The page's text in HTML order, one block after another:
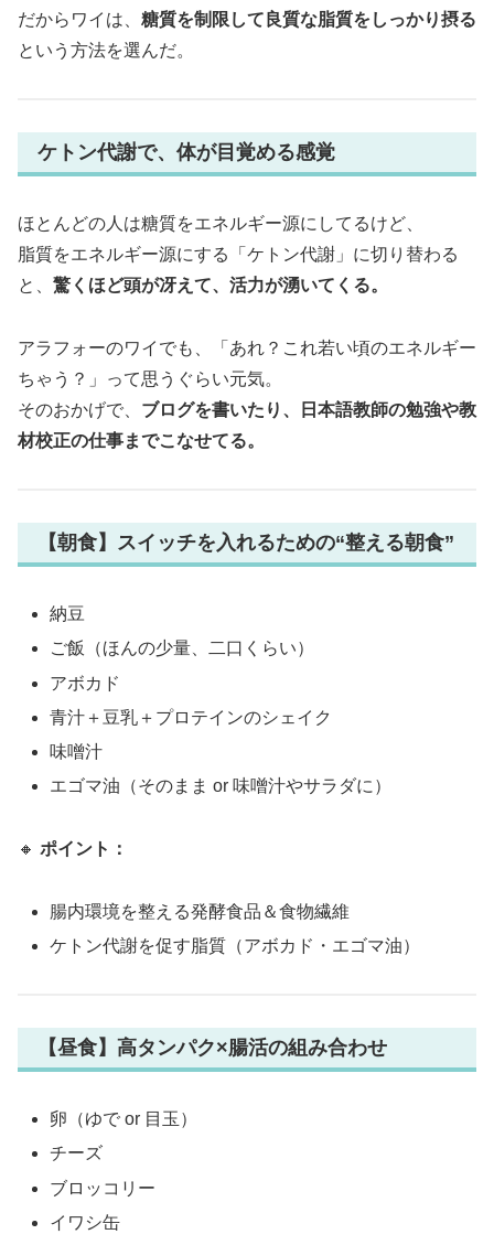
だからワイは、 糖質を制限して良質な脂質をしっかり摂る
という方法を選んだ。
ケトン代謝で、体が目覚める感覚
ほとんどの人は糖質をエネルギー源にしてるけど、
脂質をエネルギー源にする「ケトン代謝」に切り替わる
と、 驚くほど頭が冴えて、活力が湧いてくる。
アラフォーのワイでも、「あれ？これ若い頃のエネルギー
ちゃう？」って思うぐらい元気。
そのおかげで、 ブログを書いたり、日本語教師の勉強や教
材校正の仕事までこなせてる。
【朝食】スイッチを入れるための“整える朝食”
納豆
ご飯（ほんの少量、二口くらい）
アボカド
青汁＋豆乳＋プロテインのシェイク
味噌汁
エゴマ油（そのまま or 味噌汁やサラダに）
🔸 ポイント：
腸内環境を整える発酵食品＆食物繊維
ケトン代謝を促す脂質（アボカド・エゴマ油）
【昼食】高タンパク×腸活の組み合わせ
卵（ゆで or 目玉）
チーズ
ブロッコリー
イワシ缶